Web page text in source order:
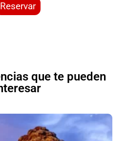
Reservar
que te pueden